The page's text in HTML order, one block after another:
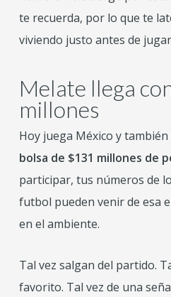
te recuerda, por lo que te
viviendo justo antes de
Melate llega
millones
Hoy juega México y también
bolsa de $131 millones de
participar, tus números de
futbol pueden venir de esa
en el ambiente.
Tal vez salgan del partido.
favorito. Tal vez de una